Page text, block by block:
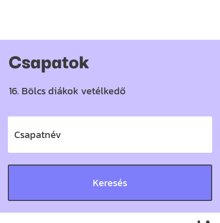
Csapatok
16. Bölcs diákok vetélkedő
Csapatnév